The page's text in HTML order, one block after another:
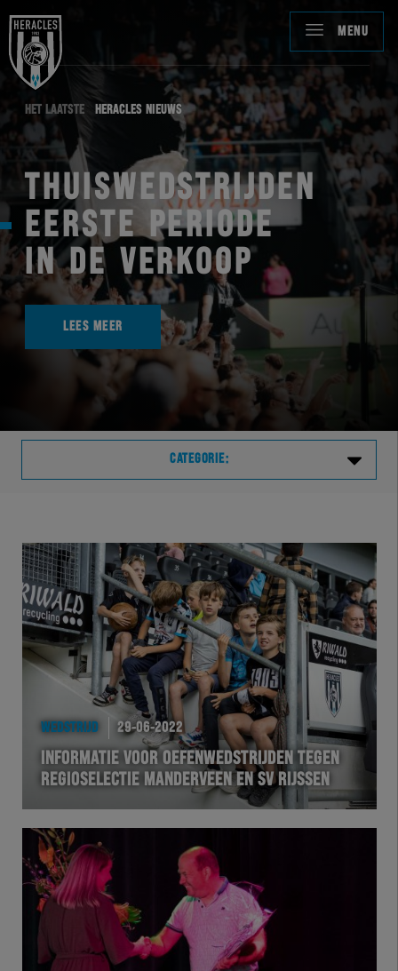
MENU
HET LAATSTE HERACLES NIEUWS
THUISWEDSTRIJDEN
EERSTE PERIODE
IN DE VERKOOP
LEES MEER
CATEGORIE:
VVVHER
TELHER
HERVOL
EXCHER
HERTEL
Natuurgras
Wedstrijd
WEDSTRIJD 29-06-2022
INFORMATIE VOOR OEFENWEDSTRIJDEN TEGEN
REGIOSELECTIE MANDERVEEN EN SV RIJSSEN